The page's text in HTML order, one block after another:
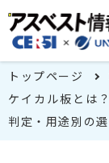
トップページ
ケイカル板とは
判定・用途別の